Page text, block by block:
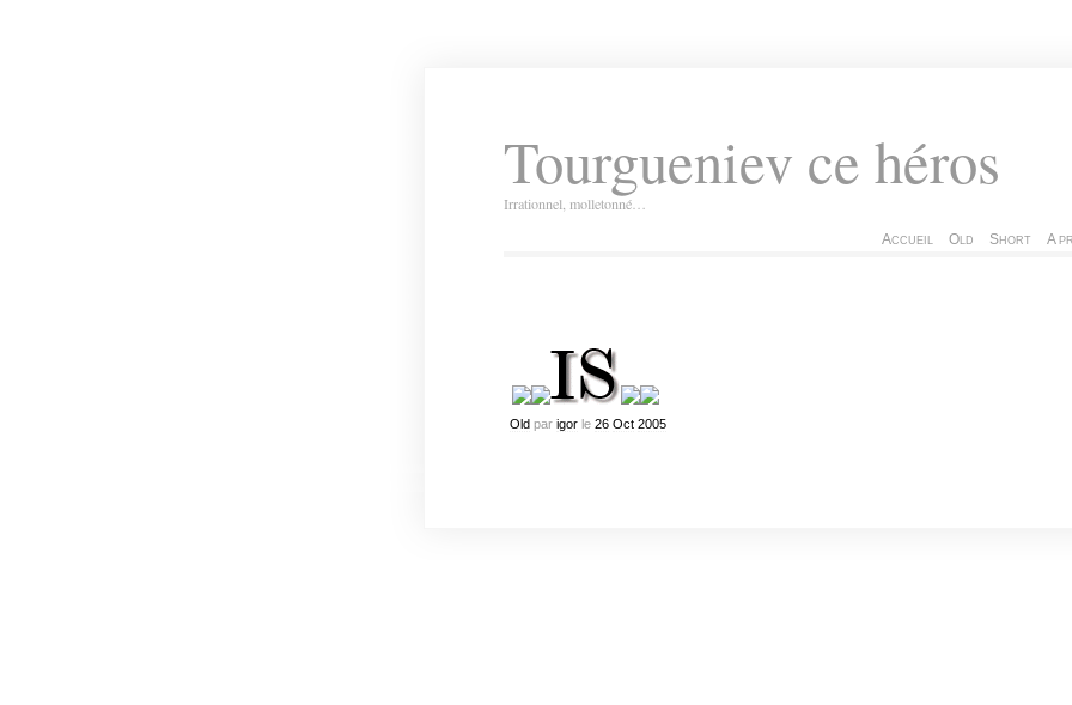
Tourgueniev ce héros
Irrationnel, molletonné…
Accueil Old Short A
Old par igorle 26 Oct 2005